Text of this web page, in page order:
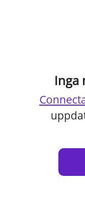
Inga